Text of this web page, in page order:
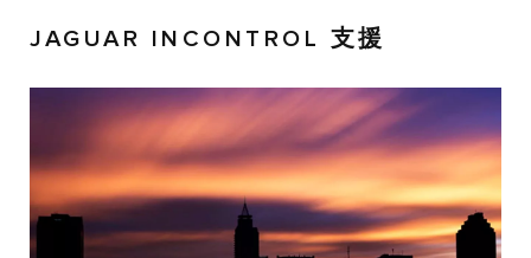
JAGUAR INCONTROL 支援